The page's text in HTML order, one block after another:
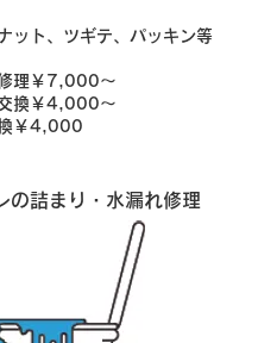
ット、ツギテ、パッキン等
理￥7,000～
換￥4,000～
￥4,000
の詰まり・水漏れ修理